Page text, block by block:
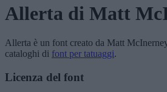
Allerta di Matt
Allerta è un font creato da Matt
cataloghi di font per tatuaggi.
Licenza del font